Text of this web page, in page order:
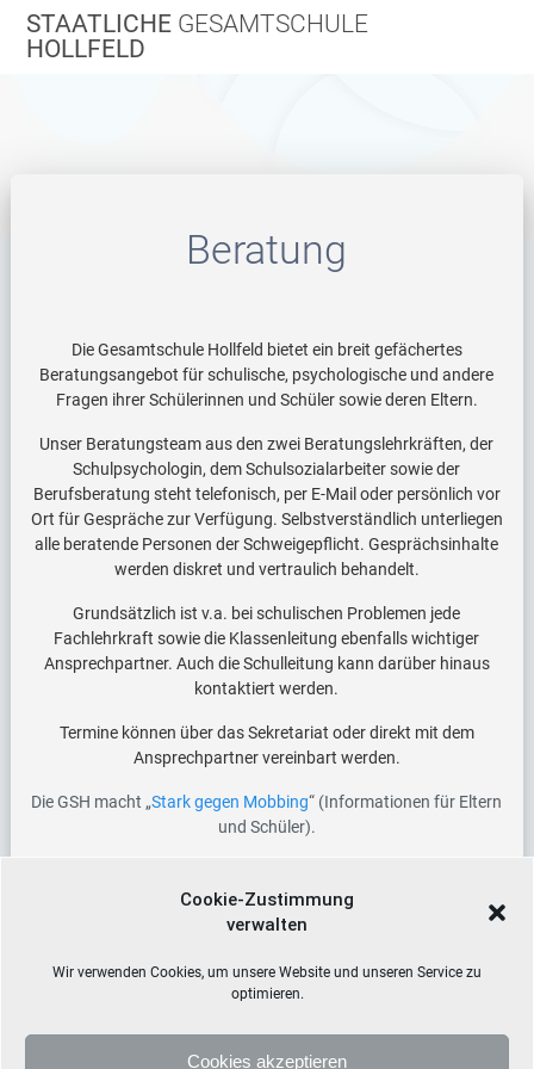
Cookie-Zustimmung
verwalten
Wir verwenden Cookies, um unsere Website und unseren Service zu
optimieren.
Cookies akzeptieren
Zum
Inhalt
STAATLICHE GESAMTSCHULE
HOLLFELD
Beratung
Die Gesamtschule Hollfeld bietet ein breit gefächertes
Beratungsangebot für schulische, psychologische und andere
Fragen ihrer Schülerinnen und Schüler sowie deren Eltern.
Unser Beratungsteam aus den zwei Beratungslehrkräften, der
Schulpsychologin, dem Schulsozialarbeiter sowie der
Berufsberatung steht telefonisch, per E-Mail oder persönlich vor
Ort für Gespräche zur Verfügung. Selbstverständlich unterliegen
alle beratende Personen der Schweigepflicht. Gesprächsinhalte
werden diskret und vertraulich behandelt.
Grundsätzlich ist v.a. bei schulischen Problemen jede
Fachlehrkraft sowie die Klassenleitung ebenfalls wichtiger
Ansprechpartner. Auch die Schulleitung kann darüber hinaus
kontaktiert werden.
Termine können über das Sekretariat oder direkt mit dem
Ansprechpartner vereinbart werden.
Die GSH macht „Stark gegen Mobbing“ (Informationen für Eltern
und Schüler).